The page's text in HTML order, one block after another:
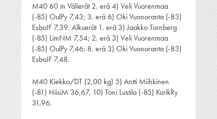
M40 60 m Välierät 2. erä 4) Veli Vuorenmaa
(-85) OulPy 7,43; 3. erä 6) Oki Vuonoranta (-83)
EsboIF 7,39. Alkuerät 1. erä 3) Jaakko Tornberg
(-85) LimNM 7,54; 2. erä 3) Veli Vuorenmaa
(-85) OulPy 7,46; 8. erä 3) Oki Vuonoranta (-83)
EsboIF 7,48.
M40 Kiekko/DT (2,00 kg) 5) Antti Miihkinen
(-81) HiisiM 36,67, 10) Toni Lustila (-85) KurikRy
31,96.